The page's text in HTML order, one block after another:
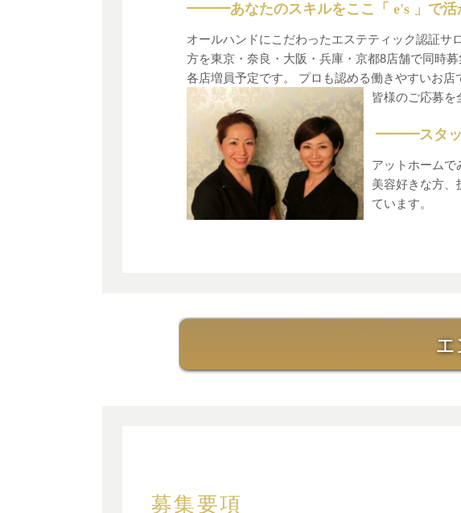
━━━あなたのスキルをここ「 e's 」で活
オールハンドにこだわったエステティック認証サ
方を東京・奈良・大阪・兵庫・京都8店舗で同時募
各店増員予定です。 プロも認める働きやすいお
皆様のご応募を
━━━スタッ
アットホーム
美容好きな方
ています。
募集要項